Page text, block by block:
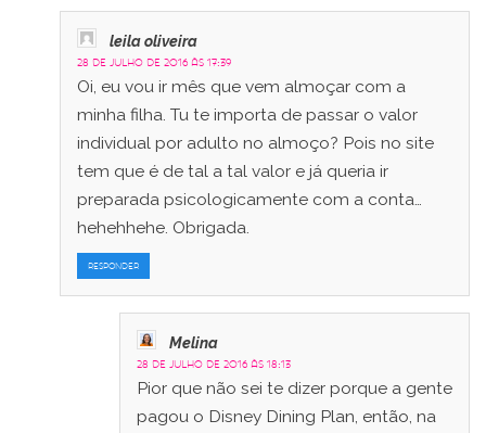
leila oliveira
28 de julho de 2016 às 17:39
Oi, eu vou ir mês que vem almoçar com a
minha filha. Tu te importa de passar o valor
individual por adulto no almoço? Pois no site
tem que é de tal a tal valor e já queria ir
preparada psicologicamente com a conta…
hehehhehe. Obrigada.
RESPONDER
Melina
28 de julho de 2016 às 18:13
Pior que não sei te dizer porque a gente
pagou o Disney Dining Plan, então, na